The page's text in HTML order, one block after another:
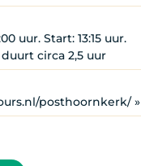
uur. Start: 13:15 uur.
circa 2,5 uur
posthoornkerk/ »